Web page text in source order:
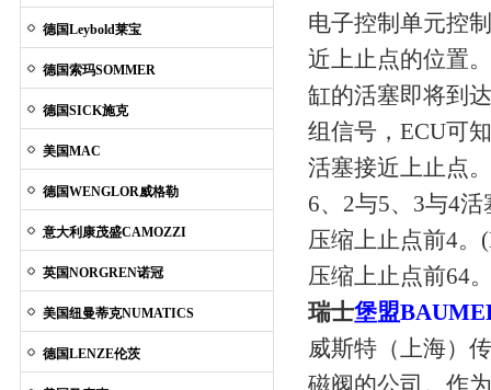
德国Leybold莱宝
德国索玛SOMMER
德国SICK施克
美国MAC
德国WENGLOR威格勒
意大利康茂盛CAMOZZI
英国NORGREN诺冠
美国纽曼蒂克NUMATICS
德国LENZE伦茨
电子控制单元控
近上止点的位置
缸的活塞即将到
组信号，ECU可
活塞接近上止点
6、2与5、3与4
压缩上止点前4。
压缩上止点前64
瑞士堡盟
威斯特（上海）
磁阀的公司。作